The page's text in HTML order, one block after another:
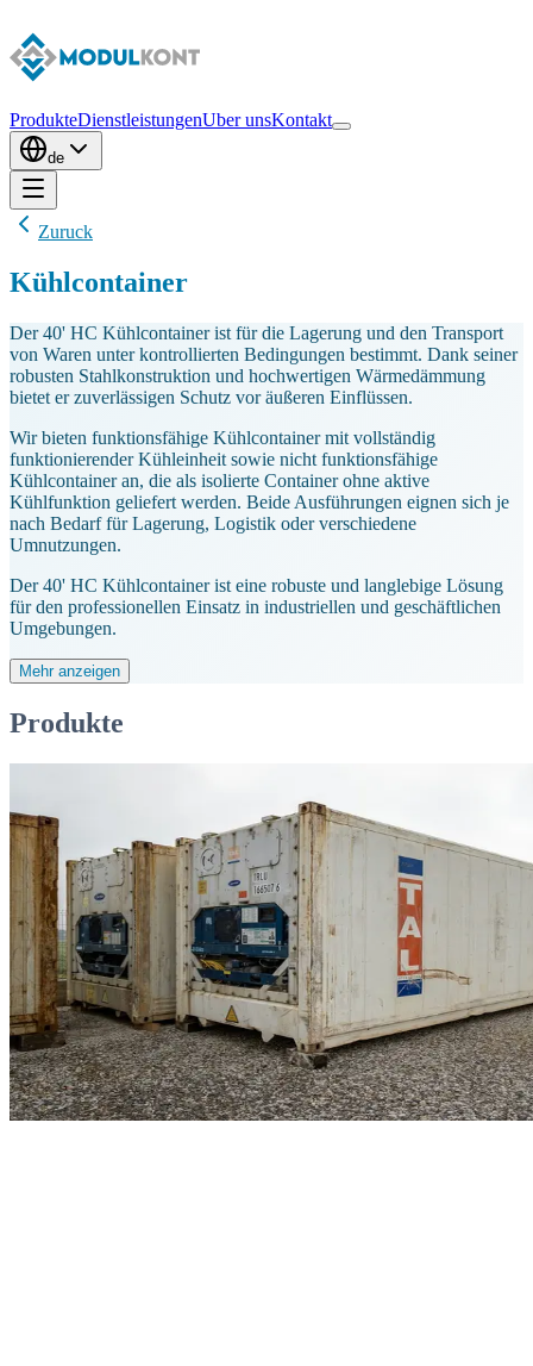
ProdukteDienstleistungenUber unsKontakt
de
Zuruck
Kühlcontainer
Der 40' HC Kühlcontainer ist für die Lagerung und den Transport
von Waren unter kontrollierten Bedingungen bestimmt. Dank seiner
robusten Stahlkonstruktion und hochwertigen Wärmedämmung
bietet er zuverlässigen Schutz vor äußeren Einflüssen.
Wir bieten funktionsfähige Kühlcontainer mit vollständig
funktionierender Kühleinheit sowie nicht funktionsfähige
Kühlcontainer an, die als isolierte Container ohne aktive
Kühlfunktion geliefert werden. Beide Ausführungen eignen sich je
nach Bedarf für Lagerung, Logistik oder verschiedene
Umnutzungen.
Der 40' HC Kühlcontainer ist eine robuste und langlebige Lösung
für den professionellen Einsatz in industriellen und geschäftlichen
Umgebungen.
Mehr anzeigen
Produkte